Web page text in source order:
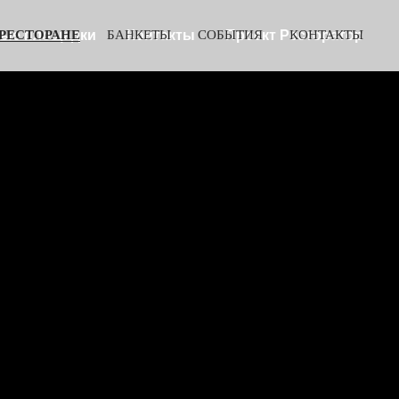
площадки Контакты Проект Ресторатор
БАНКЕТЫ СОБЫТИЯ КОНТАКТЫ